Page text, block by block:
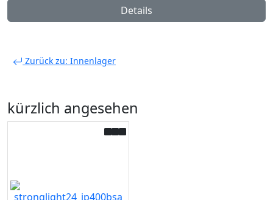
Details
Zurück zu: Innenlager
kürzlich angesehen